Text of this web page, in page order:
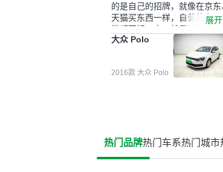
的是自己的招牌，就像在京东
天猫买东西一样，自营的东西
能都要好一点。就是这种刻板
象吧。一开始买二手车的时候
我确实有担心过事故车、泡
这些问题。瓜子的检测报告其
并不能完全打消顾虑，因为我
果跟你们的报告是符合的，所
这次车况没问题。购车流程挺
展开
大众 Polo
2016款 大众 Polo
热门品牌热门车系热门城市